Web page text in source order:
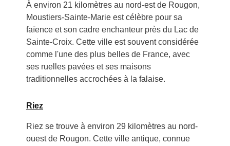
À environ 21 kilomètres au nord-est de Rougon,
Moustiers-Sainte-Marie est célèbre pour sa
faïence et son cadre enchanteur près du Lac de
Sainte-Croix. Cette ville est souvent considérée
comme l'une des plus belles de France, avec
ses ruelles pavées et ses maisons
traditionnelles accrochées à la falaise.
Riez
Riez se trouve à environ 29 kilomètres au nord-
ouest de Rougon. Cette ville antique, connue